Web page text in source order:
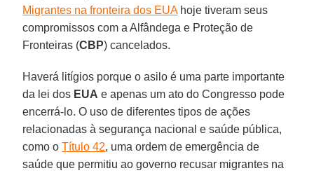
Migrantes na fronteira dos EUAhoje tiveram seus
compromissos com a Alfândega e Proteção de
Fronteiras (CBP) cancelados.
Haverá litígios porque o asilo é uma parte importante
da lei dos EUA e apenas um ato do Congresso pode
encerrá-lo. O uso de diferentes tipos de ações
relacionadas à segurança nacional e saúde pública,
como oTítulo 42, uma ordem de emergência de
saúde que permitiu ao governo recusar migrantes na